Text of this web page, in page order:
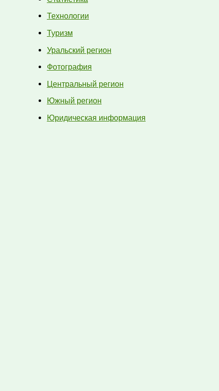
Технологии
Туризм
Уральский регион
Фотография
Центральный регион
Южный регион
Юридическая информация